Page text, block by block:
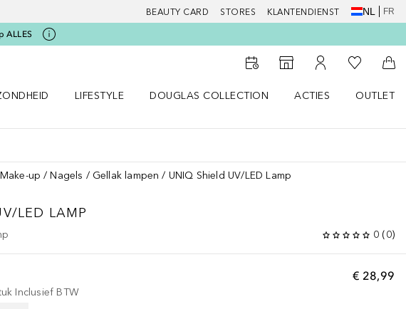
BEAUTY CARD STORES KLANTENDIENST NL FR
ALLES
Naar StorefinderNaar Mijn Account
Naar Mijn
LIFESTYLE
DOUGLAS COLLECTION
ACTIES
OUTLET
Make-up Nagels Gellak lampen UNIQ Shield UV/LED Lamp
LED LAMP
0 (0)
€ 28,99
Inclusief BTW